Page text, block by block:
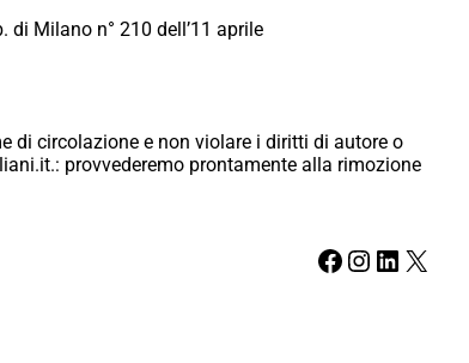
Milano n° 210 dell’11 aprile
di circolazione e non violare i diritti di autore o
provvederemo prontamente alla rimozione
Facebook Instagram LinkedIn X